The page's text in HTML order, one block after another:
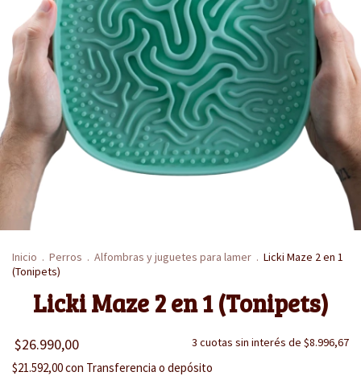
Inicio . Perros . Alfombras y juguetes para lamer . Licki Maze 2 en 1
(Tonipets)
Licki Maze 2 en 1 (Tonipets)
$26.990,00 3 cuotas sin interés de $8.996,67
$21.592,00con Transferencia o depósito